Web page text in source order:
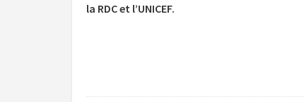
la RDC et l’UNICEF.